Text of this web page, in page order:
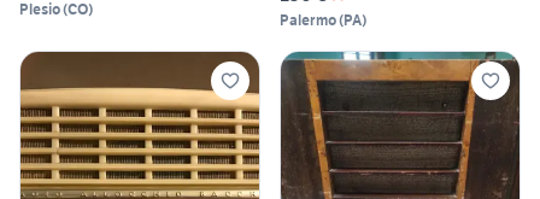
Plesio(CO)
Palermo(PA)